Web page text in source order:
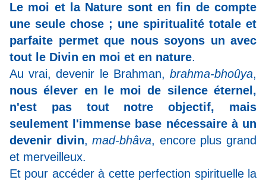
Le moi et la Nature sont en fin de compte
une seule chose ; une spiritualité totale et
parfaite permet que nous soyons un avec
tout le Divin en moi et en nature.
Au vrai, devenir le Brahman, brahma-bhoûya,
nous élever en le moi de silence éternel,
n'est pas tout notre objectif, mais
seulement l'immense base nécessaire à un
devenir divin,mad-bhâva, encore plus grand
et merveilleux.
Et pour accéder à cette perfection spirituelle la